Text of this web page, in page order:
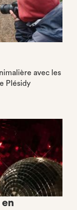
avec les
Plésidy